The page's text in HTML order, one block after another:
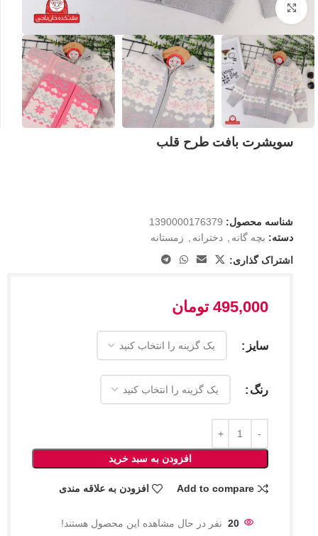
بزرگنمایی تصویر
سویشرت بافت طرح قلب
شناسه محصول: 1390000176379
دسته: بچه گانه دخترانه
زمستانه
اشتراک گذاری:
495,000 تومان
سایز
رنگ
افزودن به سبد خرید
Add to compare افزودن به علاقه مندی
20 نفر در حال مشاهده این محصول هستند!